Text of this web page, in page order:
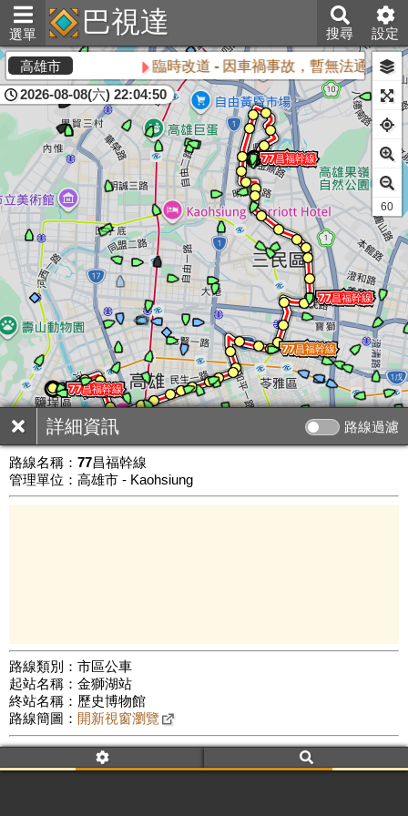
選單 巴視達 搜尋 設定
詳細資訊 路線過濾
路線名稱： 77昌福幹線
管理單位：高雄市 - Kaohsiung
路線類別：市區公車
起站名稱：金獅湖站
終站名稱：歷史博物館
路線簡圖： 開新視窗瀏覽
附屬名稱：77昌福幹線
車頭描述：金獅湖站
歷史博物館
高雄市 臨時改道 - 因車禍事故，暫無法通行，
2026-08-08(六) 22:04:50
公車數量: 累計3488、上線2781
60